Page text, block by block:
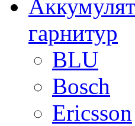
гарнитур
BLU
Bosch
Ericsson